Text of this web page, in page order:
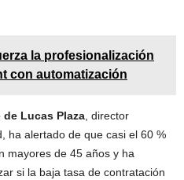
la profesionalización
con automatización
Lucas Plaza, director
ha alertado de que casi el 60 %
mayores de 45 años y ha
si la baja tasa de contratación